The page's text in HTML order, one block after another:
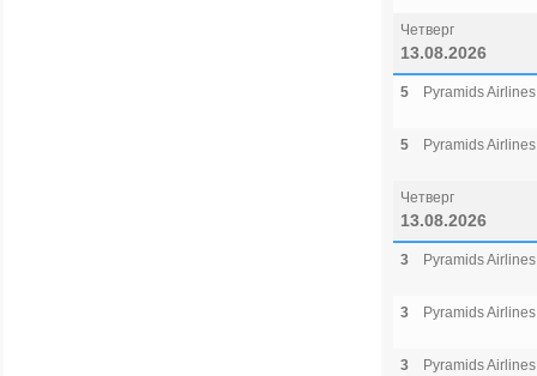
Четверг
13.08.2026
5 Pyramids Airlines
5 Pyramids Airlines
Четверг
13.08.2026
3 Pyramids Airlines
3 Pyramids Airlines
3 Pyramids Airlines